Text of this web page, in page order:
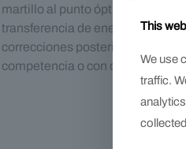
martillo al punto óptimo de la
transferencia de energía, facilita
correcciones posteriores, clave
competencia o con caballos de
This
We use
traffic.